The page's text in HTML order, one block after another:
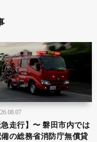
急走行】〜 磐田市内では
の総務省消防庁無償貸